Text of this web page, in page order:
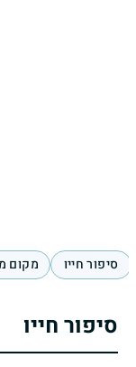
סיפור חייו מקום
סיפור חייו